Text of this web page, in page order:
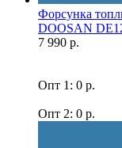
Форсунка
DOOSAN
7 990 р.
Опт 1: 0 р.
Опт 2: 0 р.